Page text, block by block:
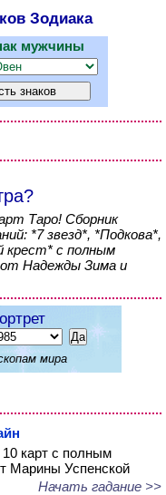
Зодиака
мужчины
Таро! Сборник
*7 звезд*, *Подкова*,
крест* с полным
от Надежды Зима и
мира
10 карт с полным
Марины Успенской
Начать гадание >>